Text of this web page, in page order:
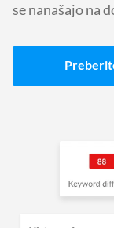
se nanašajo na